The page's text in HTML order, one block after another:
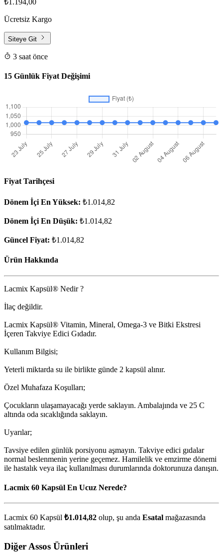
₺1.194,00
Ücretsiz Kargo
Siteye Git
3 saat önce
15 Günlük Fiyat Değişimi
Fiyat Tarihçesi
Dönem İçi En Yüksek: ₺1.014,82
Dönem İçi En Düşük: ₺1.014,82
Güncel Fiyat: ₺1.014,82
Ürün Hakkında
Lacmix Kapsül® Nedir ?
İlaç değildir.
Lacmix Kapsül® Vitamin, Mineral, Omega-3 ve Bitki Ekstresi
İçeren Takviye Edici Gıdadır.
Kullanım Bilgisi;
Yeterli miktarda su ile birlikte günde 2 kapsül alınır.
Özel Muhafaza Koşulları;
Çocukların ulaşamayacağı yerde saklayın. Ambalajında ve 25 C
altında oda sıcaklığında saklayın.
Uyarılar;
Tavsiye edilen günlük porsiyonu aşmayın. Takviye edici gıdalar
normal beslenmenin yerine geçemez. Hamilelik ve emzirme dönemi
ile hastalık veya ilaç kullanılması durumlarında doktorunuza danışın.
Lacmix 60 Kapsül En Ucuz Nerede?
Lacmix 60 Kapsül ₺1.014,82 olup, şu anda Esatal mağazasında
satılmaktadır.
Diğer Assos Ürünleri